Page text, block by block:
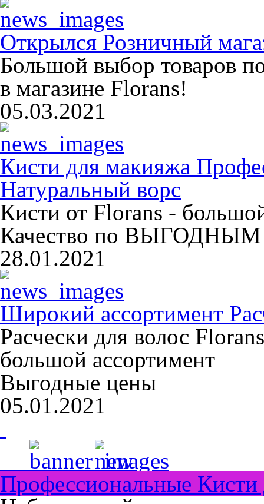
Открылся Розничный
Большой выбор товаров
в магазине Florans!
05.03.2021
Кисти для макияжа
Натуральный ворс
Кисти от Florans -
Качество по ВЫГОДНЫМ
28.01.2021
Широкий ассортимент
Расчески для волос Florans
большой ассортимент
Выгодные цены
05.01.2021
Профессиональные